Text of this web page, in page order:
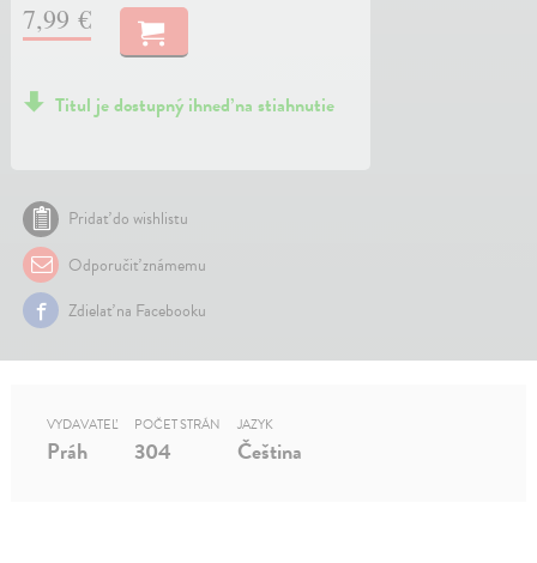
7,99 €
Titul je dostupný ihneď na stiahnutie
Pridať do wishlistu
Odporučiť známemu
Zdielať na Facebooku
VYDAVATEĽ
Práh
POČET STRÁN
304
JAZYK
Čeština